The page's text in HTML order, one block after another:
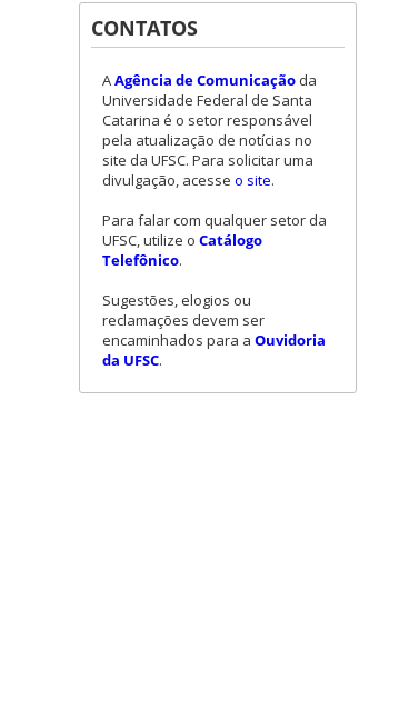
CONTATOS
AAgência de Comunicação da
Universidade Federal de Santa
Catarina é o setor responsável
pela atualização de notícias no
site da UFSC. Para solicitar uma
divulgação, acesse o site.
Para falar com qualquer setor da
UFSC, utilize o Catálogo
Telefônico.
Sugestões, elogios ou
reclamações devem ser
encaminhados para a Ouvidoria
da UFSC.